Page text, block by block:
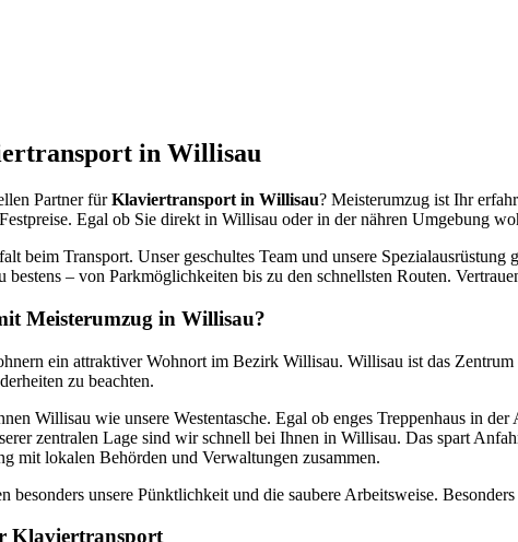
in Willisau
Partner fürKlaviertransport in Willisau? Meisterumzug ist Ihr
Egal ob Sie direkt in Willisau oder in der nähren Umgebung
beim Transport. Unser geschultes Team und unsere
– von Parkmöglichkeiten bis zu den schnellsten Routen.
Meisterumzug in Willisau?
ein attraktiver Wohnort im Bezirk Willisau. Willisau ist das
zu beachten.
Willisau wie unsere Westentasche. Egal ob enges Treppenhaus in der
zentralen Lage sind wir schnell bei Ihnen in Willisau. Das spart
mit lokalen Behörden und Verwaltungen zusammen.
besonders unsere Pünktlichkeit und die saubere Arbeitsweise.
Klaviertransport